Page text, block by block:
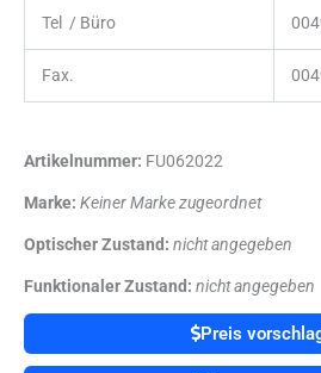
Tel / Büro
Fax.
Artikelnummer: FU062022
Marke: Keiner Marke zugeordnet
Optischer Zustand: nicht angegeben
Funktionaler Zustand: nicht angegeben
Preis